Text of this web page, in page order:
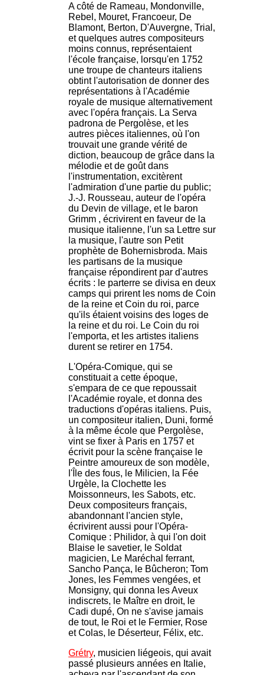
A côté de Rameau, Mondonville,
Rebel, Mouret, Francoeur, De
Blamont, Berton, D'Auvergne, Trial,
et quelques autres compositeurs
moins connus, représentaient
l'école française, lorsqu'en 1752
une troupe de chanteurs italiens
obtint l'autorisation de donner des
représentations à l'Académie
royale de musique alternativement
avec l'opéra français. La Serva
padrona de Pergolèse, et les
autres pièces italiennes, où l'on
trouvait une grande vérité de
diction, beaucoup de grâce dans la
mélodie et de goût dans
l'instrumentation, excitèrent
l'admiration d'une partie du public;
J.-J. Rousseau, auteur de l'opéra
du Devin de village, et le baron
Grimm , écrivirent en faveur de la
musique italienne, l'un sa Lettre sur
la musique, l'autre son Petit
prophète de Bohernisbroda. Mais
les partisans de la musique
française répondirent par d'autres
écrits : le parterre se divisa en deux
camps qui prirent les noms de Coin
de la reine et Coin du roi, parce
qu'ils étaient voisins des loges de
la reine et du roi. Le Coin du roi
l'emporta, et les artistes italiens
durent se retirer en 1754.
L'Opéra-Comique, qui se
constituait a cette époque,
s'empara de ce que repoussait
l'Académie royale, et donna des
traductions d'opéras italiens. Puis,
un compositeur italien, Duni, formé
à la même école que Pergolèse,
vint se fixer à Paris en 1757 et
écrivit pour la scène française le
Peintre amoureux de son modèle,
l'Île des fous, le Milicien, la Fée
Urgèle, la Clochette les
Moissonneurs, les Sabots, etc.
Deux compositeurs français,
abandonnant l'ancien style,
écrivirent aussi pour l'Opéra-
Comique : Philidor, à qui l'on doit
Blaise le savetier, le Soldat
magicien, Le Maréchal ferrant,
Sancho Pança, le Bûcheron; Tom
Jones, les Femmes vengées, et
Monsigny, qui donna les Aveux
indiscrets, le Maître en droit, le
Cadi dupé, On ne s'avise jamais
de tout, le Roi et le Fermier, Rose
et Colas, le Déserteur, Félix, etc.
Grétry, musicien liégeois, qui avait
passé plusieurs années en Italie,